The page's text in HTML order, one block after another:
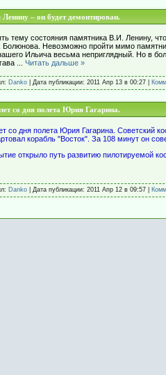
– он будет демонтирован.
тему состояния памятника В.И. Ленину,
Невозможно пройти мимо
Ильича весьма неприглядный. Но в
Читать дальше »
Danko | Дата публикации: 2011 Апр 13 в 00:27
со дня полета Юрия Гагарина.
со дня полета Юрия Гагарина. Советский
корабль "Восток". За 108 минут он
открыло путь развитию пилотируемой
Danko | Дата публикации: 2011 Апр 12 в 09:57